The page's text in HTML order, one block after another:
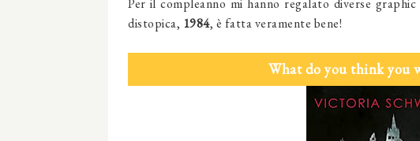
Per il compleanno mi hanno regalato diverse
distopica, 1984, è fatta veramente bene!
What do you think you